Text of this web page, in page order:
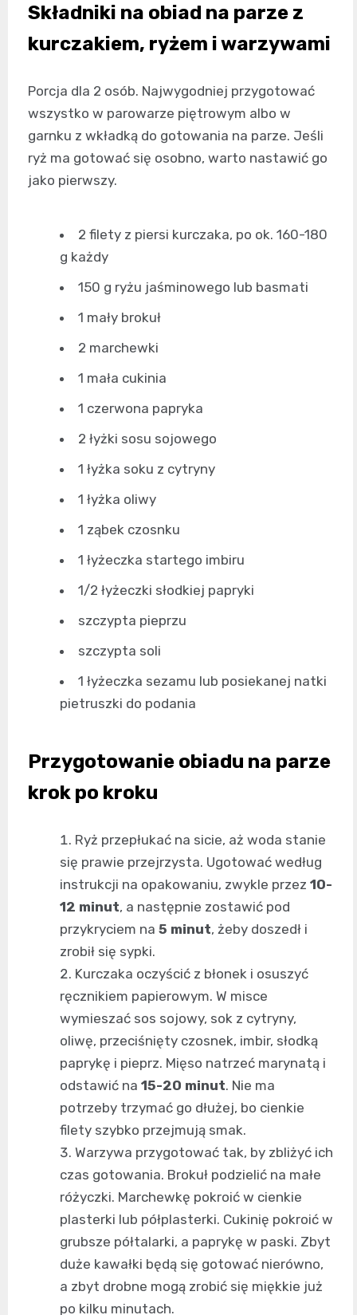
Składniki na obiad na parze z
kurczakiem, ryżem i warzywami
Porcja dla 2 osób. Najwygodniej przygotować
wszystko w parowarze piętrowym albo w
garnku z wkładką do gotowania na parze. Jeśli
ryż ma gotować się osobno, warto nastawić go
jako pierwszy.
2 filety z piersi kurczaka, po ok. 160-180
g każdy
150 g ryżu jaśminowego lub basmati
1 mały brokuł
2 marchewki
1 mała cukinia
1 czerwona papryka
2 łyżki sosu sojowego
1 łyżka soku z cytryny
1 łyżka oliwy
1 ząbek czosnku
1 łyżeczka startego imbiru
1/2 łyżeczki słodkiej papryki
szczypta pieprzu
szczypta soli
1 łyżeczka sezamu lub posiekanej natki
pietruszki do podania
Przygotowanie obiadu na parze
krok po kroku
Ryż przepłukać na sicie, aż woda stanie
się prawie przejrzysta. Ugotować według
instrukcji na opakowaniu, zwykle przez 10-
12 minut, a następnie zostawić pod
przykryciem na 5 minut, żeby doszedł i
zrobił się sypki.
Kurczaka oczyścić z błonek i osuszyć
ręcznikiem papierowym. W misce
wymieszać sos sojowy, sok z cytryny,
oliwę, przeciśnięty czosnek, imbir, słodką
paprykę i pieprz. Mięso natrzeć marynatą i
odstawić na 15-20 minut. Nie ma
potrzeby trzymać go dłużej, bo cienkie
filety szybko przejmują smak.
Warzywa przygotować tak, by zbliżyć ich
czas gotowania. Brokuł podzielić na małe
różyczki. Marchewkę pokroić w cienkie
plasterki lub półplasterki. Cukinię pokroić w
grubsze półtalarki, a paprykę w paski. Zbyt
duże kawałki będą się gotować nierówno,
a zbyt drobne mogą zrobić się miękkie już
po kilku minutach.